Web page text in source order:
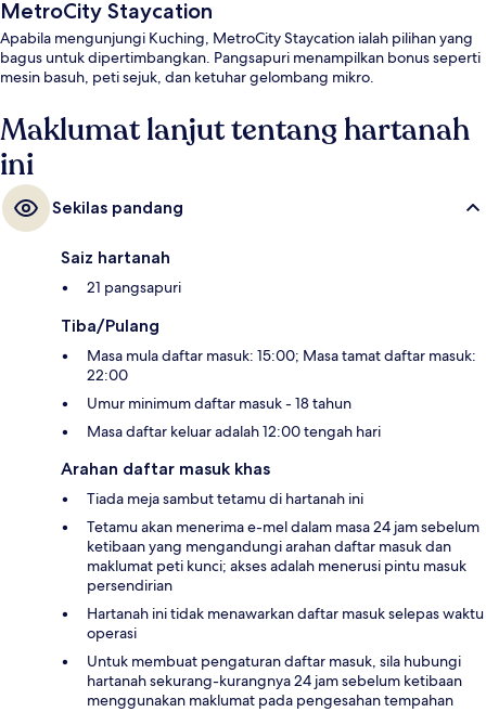
MetroCity Staycation
Apabila mengunjungi Kuching, MetroCity Staycation ialah pilihan yang
bagus untuk dipertimbangkan. Pangsapuri menampilkan bonus seperti
mesin basuh, peti sejuk, dan ketuhar gelombang mikro.
Maklumat lanjut tentang hartanah
ini
Sekilas pandang
Saiz hartanah
21 pangsapuri
Tiba/Pulang
Masa mula daftar masuk: 15:00; Masa tamat daftar masuk:
22:00
Umur minimum daftar masuk - 18 tahun
Masa daftar keluar adalah 12:00 tengah hari
Arahan daftar masuk khas
Tiada meja sambut tetamu di hartanah ini
Tetamu akan menerima e-mel dalam masa 24 jam sebelum
ketibaan yang mengandungi arahan daftar masuk dan
maklumat peti kunci; akses adalah menerusi pintu masuk
persendirian
Hartanah ini tidak menawarkan daftar masuk selepas waktu
operasi
Untuk membuat pengaturan daftar masuk, sila hubungi
hartanah sekurang-kurangnya 24 jam sebelum ketibaan
menggunakan maklumat pada pengesahan tempahan